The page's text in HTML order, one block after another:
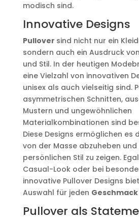
modisch sind.
Innovative Designs
Pullover sind nicht nur ein
sondern auch ein Ausdruck
und Stil. In der heutigen
eine Vielzahl von innovativen
unisex als auch vielseitig sind.
asymmetrischen Schnitten,
Mustern und ungewöhnlichen
Materialkombinationen sind
Diese Designs ermöglichen es
von der Masse abzuheben und
persönlichen Stil zu zeigen.
Casual-Look oder bei
innovative Pullover Designs
Auswahl für jeden Geschmack
Pullover als